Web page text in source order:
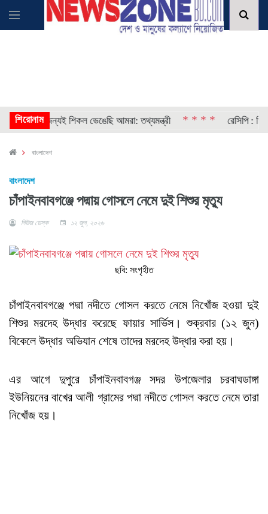
শিরোনামজন্যই শিকল ভেঙেছি আমরা: তথ্যমন্ত্রী * * * * রেসিপি : ডিম দিয়ে
বাংলাদেশ
বাংলাদেশ
চাঁপাইনবাবগঞ্জে পদ্মায় গোসলে নেমে দুই শিশুর মৃত্যু
নিউজ ডেস্ক ১২ জুন, ২০২৬
ছবি: সংগৃহীত
চাঁপাইনবাবগঞ্জে পদ্মা নদীতে গোসল করতে নেমে নিখোঁজ হওয়া দুই
শিশুর মরদেহ উদ্ধার করেছে ফায়ার সার্ভিস। শুক্রবার (১২ জুন)
বিকেলে উদ্ধার অভিযান শেষে তাদের মরদেহ উদ্ধার করা হয়।
এর আগে দুপুরে চাঁপাইনবাবগঞ্জ সদর উপজেলার চরবাঘডাঙ্গা
ইউনিয়নের বাখের আলী গ্রামের পদ্মা নদীতে গোসল করতে নেমে তারা
নিখোঁজ হয়।